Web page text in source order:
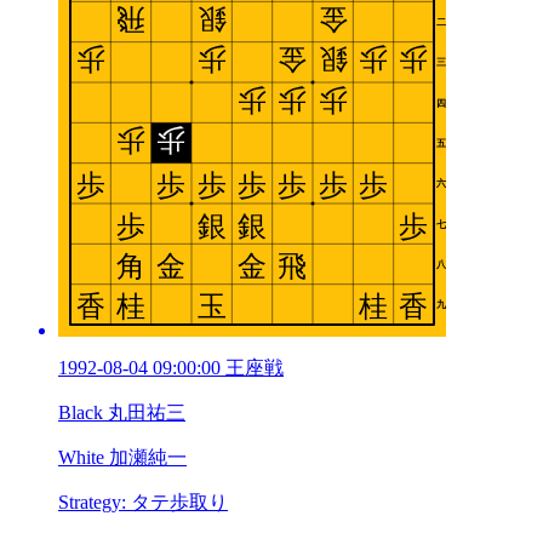
1992-08-04 09:00:00 王座戦
Black 丸田祐三
White 加瀬純一
Strategy: タテ歩取り